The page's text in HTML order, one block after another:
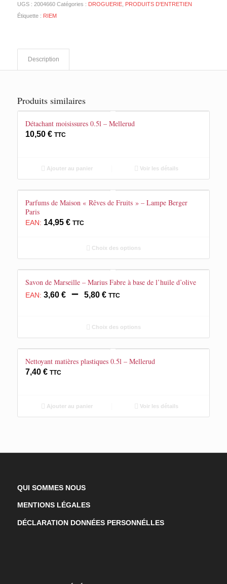
UGS : 2004660 Catégories : DROGUERIE, PRODUITS D'ENTRETIEN
Étiquette : RIEM
Description
Produits similaires
Détachant moisissures 0.5l – Mellerud
10,50 € TTC
Ajouter au panier Voir les détails
Parfums de Maison « Rêves de Fruits » – Lampe Berger
Paris
EAN: 14,95 € TTC
Choix des options
Savon de Marseille – Marius Fabre à base de l’huile d’olive
EAN: 3,60 € – 5,80 €Plage
3,60 €
à
5,80 €
TTC
Choix des options
Nettoyant matières plastiques 0.5l – Mellerud
7,40 € TTC
Ajouter au panier Voir les détails
QUI SOMMES NOUS
MENTIONS LÉGALES
DÉCLARATION DONNÉES PERSONNÉLLES